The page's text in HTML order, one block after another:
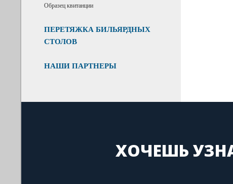
Образец квитанции
ПЕРЕТЯЖКА БИЛЬЯРДНЫХ
СТОЛОВ
НАШИ ПАРТНЕРЫ
ХОЧЕШЬ